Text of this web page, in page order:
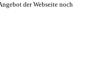
der Webseite noch